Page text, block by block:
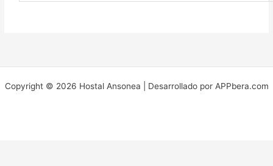
Copyright © 2026 Hostal Ansonea | Desarrollado por APPbera.com